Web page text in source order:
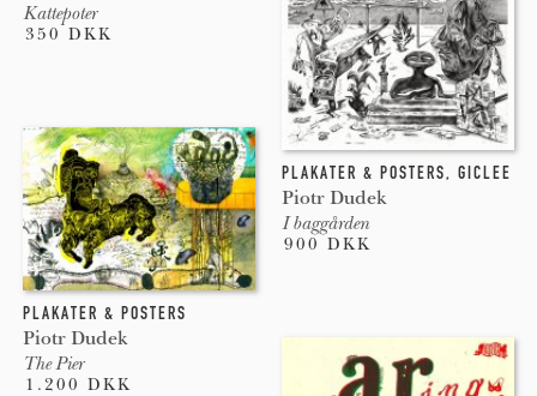
Kattepoter
350 DKK
PLAKATER & POSTERS, GICLEE
Piotr Dudek
I baggården
900 DKK
PLAKATER & POSTERS
Piotr Dudek
The Pier
1.200 DKK